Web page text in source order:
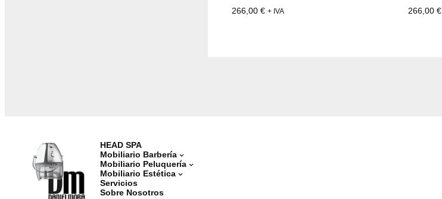
266,00 € + IVA 266,00€
HEAD SPA
Mobiliario Barbería
Mobiliario Peluquería
Mobiliario Estética
Servicios
Sobre Nosotros